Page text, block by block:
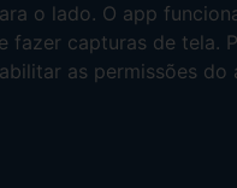
o lado. O app
capturas de tela.
as permissões do